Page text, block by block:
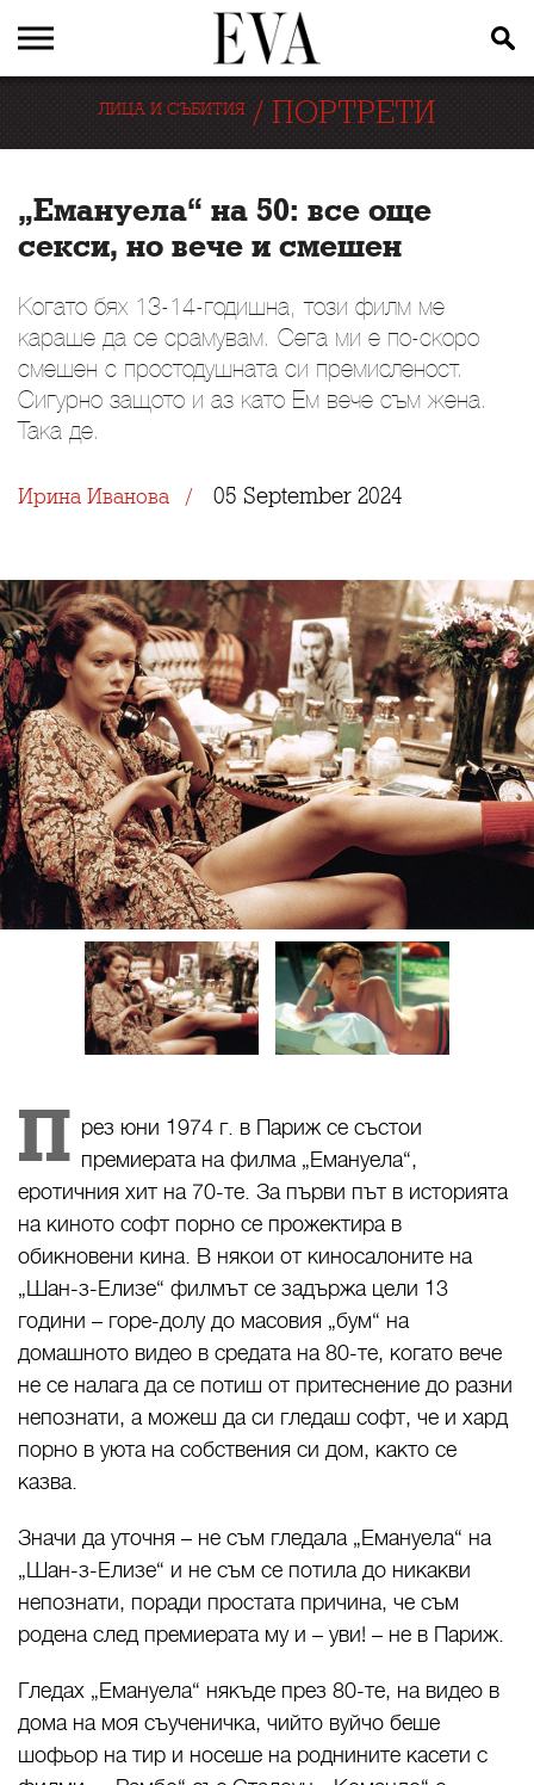
ЛИЦА И СЪБИТИЯ / ПОРТРЕТИ
„Емануела“ на 50: все още
секси, но вече и смешен
Когато бях 13-14-годишна, този филм ме
караше да се срамувам. Сега ми е по-скоро
смешен с простодушната си премисленост.
Сигурно защото и аз като Ем вече съм жена.
Така де.
Ирина Иванова 05 September 2024
П рез юни 1974 г. в Париж се състои
премиерата на филма „Емануела“,
еротичния хит на 70-те. За първи път в историята
на киното софт порно се прожектира в
обикновени кина. В някои от киносалоните на
„Шан-з-Елизе“ филмът се задържа цели 13
години – горе-долу до масовия „бум“ на
домашното видео в средата на 80-те, когато вече
не се налага да се потиш от притеснение до разни
непознати, а можеш да си гледаш софт, че и хард
порно в уюта на собствения си дом, както се
казва.
Значи да уточня – не съм гледала „Емануела“ на
„Шан-з-Елизе“ и не съм се потила до никакви
непознати, поради простата причина, че съм
родена след премиерата му и – уви! – не в Париж.
Гледах „Емануела“ някъде през 80-те, на видео в
дома на моя съученичка, чийто вуйчо беше
шофьор на тир и носеше на роднините касети с